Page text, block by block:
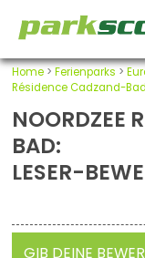
Home> Ferienparks >
Résidence Cadzand-Bad
NOORDZEE
BAD:
LESER-
GIB DEINE